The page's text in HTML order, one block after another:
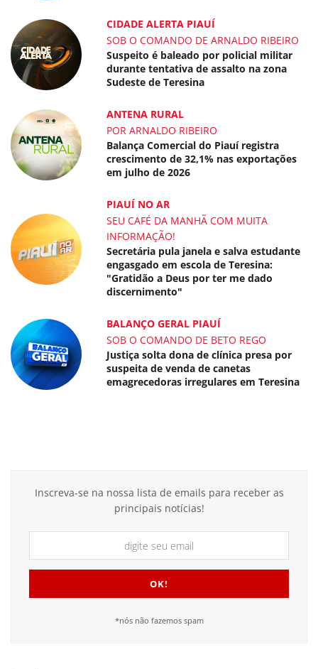
CIDADE ALERTA PIAUÍ
SOB O COMANDO DE ARNALDO RIBEIRO
Suspeito é baleado por policial militar
durante tentativa de assalto na zona
Sudeste de Teresina
ANTENA RURAL
POR ARNALDO RIBEIRO
Balança Comercial do Piauí registra
crescimento de 32,1% nas exportações
em julho de 2026
PIAUÍ NO AR
SEU CAFÉ DA MANHÃ COM MUITA
INFORMAÇÃO!
Secretária pula janela e salva estudante
engasgado em escola de Teresina:
"Gratidão a Deus por ter me dado
discernimento"
BALANÇO GERAL PIAUÍ
SOB O COMANDO DE BETO REGO
Justiça solta dona de clínica presa por
suspeita de venda de canetas
emagrecedoras irregulares em Teresina
Inscreva-se na nossa lista de emails para receber as
principais notícias!
*nós não fazemos spam